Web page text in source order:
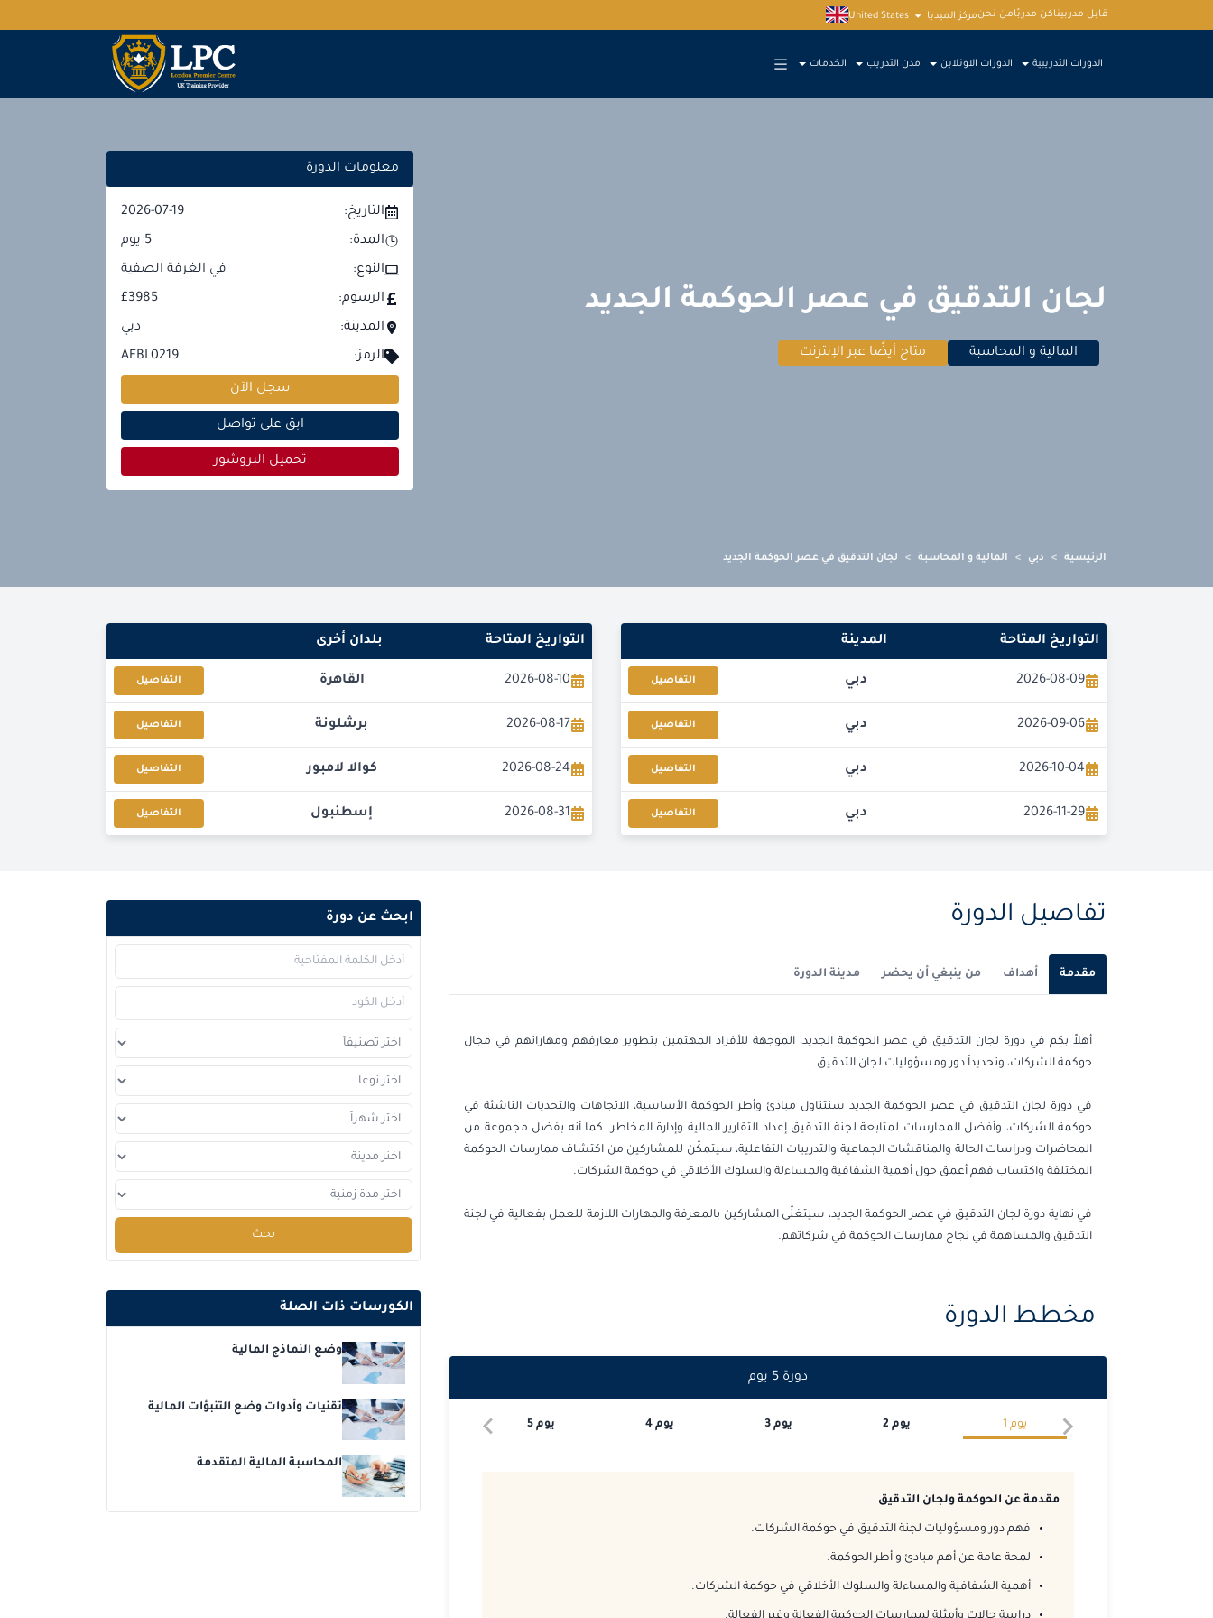
قابل مدربيناكن مدربًامن نحنمركز الميديا United States
الخدمات مدن التدريب الدورات الاونلاين الدورات التدريبية
لجان التدقيق في عصر الحوكمة الجديد
المالية و المحاسبة متاح أيضًا عبر الإنترنت
معلومات الدورة
التاريخ:
2026-07-19
المدة:
5 يوم
النوع:
في الغرفة الصفية
الرسوم:
£3985
المدينة:
دبي
الرمز:
AFBL0219
سجل الآن
ابق على تواصل
تحميل البروشور
الرئيسية > دبي > المالية و المحاسبة > لجان التدقيق في عصر الحوكمة الجديد
التواريخ المتاحة المدينة
2026-08-09 دبي التفاصيل
2026-09-06 دبي التفاصيل
2026-10-04 دبي التفاصيل
2026-11-29 دبي التفاصيل
التواريخ المتاحة بلدان أخرى
2026-08-10 القاهرة التفاصيل
2026-08-17 برشلونة التفاصيل
2026-08-24 كوالا لامبور التفاصيل
2026-08-31 إسطنبول التفاصيل
كوالا لامبور التفاصيل
برشلونة التفاصيل
إسطنبول التفاصيل
2026-09-21 امستردام
باريس
2026-09-28 القاهرة
2026-10-05 كوالا لامبور التفاصيل
برشلونة التفاصيل
إسطنبول
امستردام
باريس
2026-10-26 القاهرة
لندن
تفاصيل الدورة
مقدمة أهداف من ينبغي أن يحضر مدينة الدورة
أهلاً بكم في دورة لجان التدقيق في عصر الحوكمة الجديد، الموجهة للأفراد المهتمين بتطوير معارفهم ومهاراتهم في مجال
حوكمة الشركات، وتحديداً دور ومسؤوليات لجان التدقيق.
في دورة لجان التدقيق في عصر الحوكمة الجديد سنتناول مبادئ وأطر الحوكمة الأساسية، الاتجاهات والتحديات الناشئة في
حوكمة الشركات، وأفضل الممارسات لمتابعة لجنة التدقيق إعداد التقارير المالية وإدارة المخاطر. كما أنه بفضل مجموعة من
المحاضرات ودراسات الحالة والمناقشات الجماعية والتدريبات التفاعلية، سيتمكّن للمشاركين من اكتشاف ممارسات الحوكمة
المختلفة واكتساب فهم أعمق حول أهمية الشفافية والمساءلة والسلوك الأخلاقي في حوكمة الشركات.
في نهاية دورة لجان التدقيق في عصر الحوكمة الجديد، سيتغنّى المشاركين بالمعرفة والمهارات اللازمة للعمل بفعالية في لجنة
التدقيق والمساهمة في نجاح ممارسات الحوكمة في شركاتهم.
مخطط الدورة
دورة 5 يوم
يوم 1 يوم 2 يوم3 يوم4 يوم 5
مقدمة عن الحوكمة ولجان التدقيق
فهم دور ومسؤوليات لجنة التدقيق في حوكمة الشركات.
لمحة عامة عن أهم مبادئ و أطر الحوكمة.
أهمية الشفافية والمساءلة والسلوك الأخلاقي في حوكمة الشركات.
ابحث عن دورة
بحث
الكورسات ذات الصلة
وضع النماذج المالية
تقنيات وأدوات وضع التنبؤات المالية
المحاسبة المالية المتقدمة